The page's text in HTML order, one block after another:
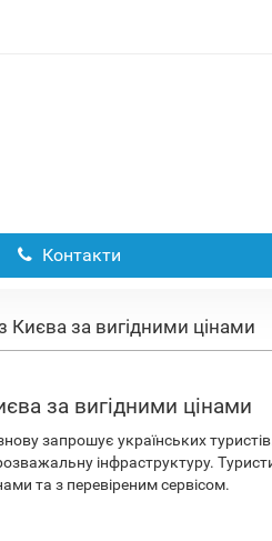
Контакти
Києва за вигідними цінами
за вигідними цінами
запрошує українських
інфраструктуру.
та з перевіреним сервісом.